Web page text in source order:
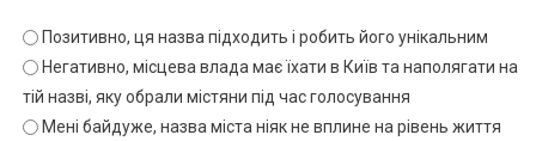
Позитивно, ця назва підходить і робить його унікальним
Негативно, місцева влада має їхати в Київ та наполягати на
тій назві, яку обрали містяни під час голосування
Мені байдуже, назва міста ніяк не вплине на рівень життя